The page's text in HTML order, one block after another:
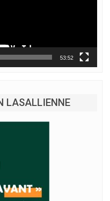
53:52
LASALLIENNE